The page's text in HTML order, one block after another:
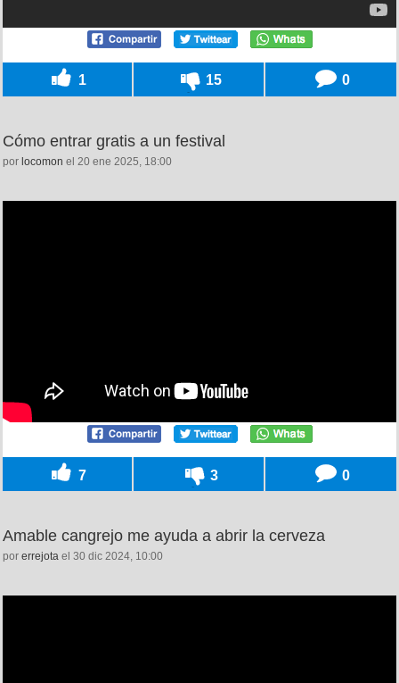
1 15 0
Cómo entrar gratis a un festival
por locomon el 20 ene 2025, 18:00
7 3 0
Amable cangrejo me ayuda a abrir la cerveza
por errejota el 30 dic 2024, 10:00